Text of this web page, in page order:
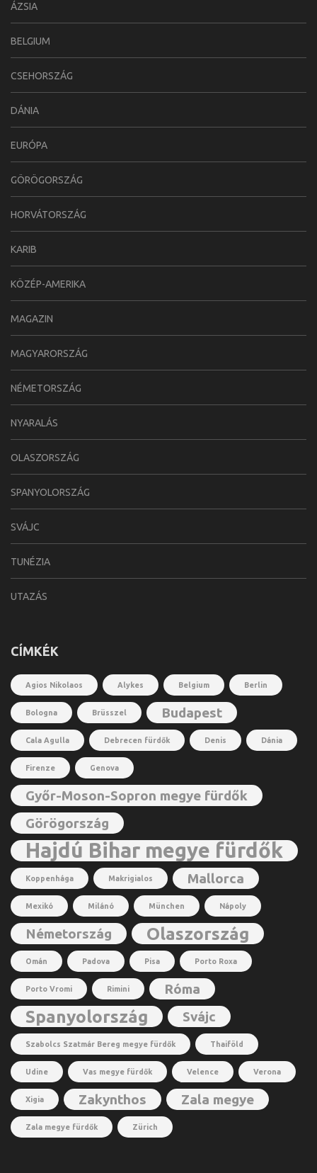
ÁZSIA
BELGIUM
CSEHORSZÁG
DÁNIA
EURÓPA
GÖRÖGORSZÁG
HORVÁTORSZÁG
KARIB
KÖZÉP-AMERIKA
MAGAZIN
MAGYARORSZÁG
NÉMETORSZÁG
NYARALÁS
OLASZORSZÁG
SPANYOLORSZÁG
SVÁJC
TUNÉZIA
UTAZÁS
CÍMKÉK
Agios Nikolaos Alykes Belgium Berlin
Bologna Brüsszel Budapest
Cala Agulla Debrecen fürdők Denis Dánia
Firenze Genova
Győr-Moson-Sopron megye fürdők
Görögország
Hajdú Bihar megye fürdők
Koppenhága Makrigialos Mallorca
Mexikó Milánó München Nápoly
Németország Olaszország
Omán Padova Pisa Porto Roxa
Porto Vromi Rimini Róma
Spanyolország Svájc
Szabolcs Szatmár Bereg megye fürdők Thaiföld
Udine Vas megye fürdők Velence Verona
Xigia Zakynthos Zala megye
Zala megye fürdők Zürich